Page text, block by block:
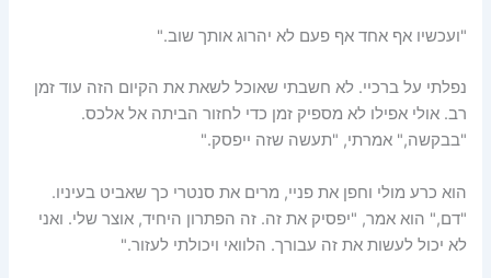
"ועכשיו אף אחד אף פעם לא יהרוג אותך שוב."
נפלתי על ברכיי. לא חשבתי שאוכל לשאת את הקיום הזה עוד זמן
רב. אולי אפילו לא מספיק זמן כדי לחזור הביתה אל אלכס.
"בבקשה," אמרתי, "תעשה שזה ייפסק."
הוא כרע מולי וחפן את פניי, מרים את סנטרי כך שאביט בעיניו.
"דם," הוא אמר, "יפסיק את זה. זה הפתרון היחיד, אוצר שלי. ואני
לא יכול לעשות את זה עבורך. הלוואי ויכולתי לעזור."